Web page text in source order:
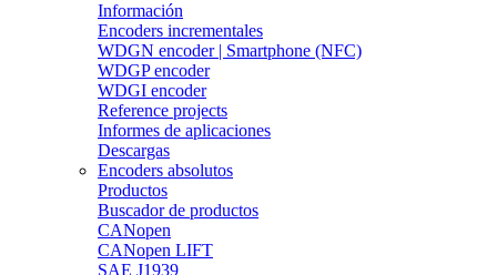
Información
Encoders incrementales
WDGN encoder | Smartphone (NFC)
WDGP encoder
WDGI encoder
Reference projects
Informes de aplicaciones
Descargas
Encoders absolutos
Productos
Buscador de productos
CANopen
CANopen LIFT
SAE J1939